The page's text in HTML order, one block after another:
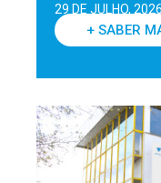
29 DE JULHO, 2026
+ SABER